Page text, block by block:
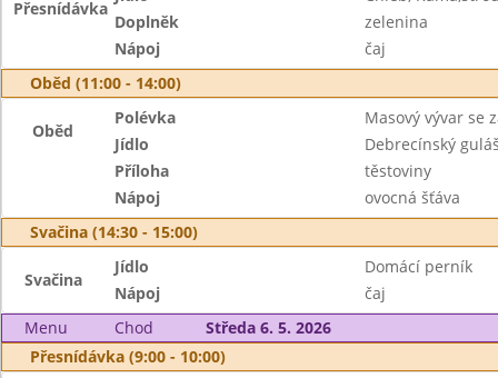
Přesnídávka
Doplněk
zelenina
Nápoj
čaj
Oběd (11:00 - 14:00)
Oběd
Polévka
Masový vývar se
Jídlo
Debrecínský
Příloha
těstoviny
Nápoj
ovocná šťáva
Svačina (14:30 - 15:00)
Svačina
Jídlo
Domácí perník
Nápoj
čaj
Menu
Chod
Středa 6. 5. 2026
Přesnídávka (9:00 - 10:00)